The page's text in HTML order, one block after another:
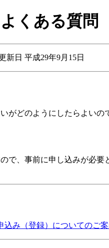
くある質問
日 平成29年9月15日
がどのようにしたらよいの
で、事前に申し込みが必
込み（登録）についてのご